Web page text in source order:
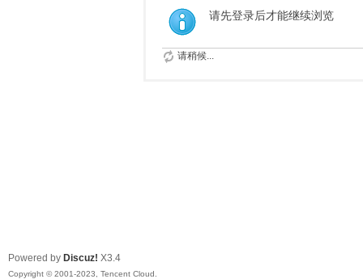
请先登录后才能继续浏览
请稍候...
Powered by Discuz! X3.4
Copyright © 2001-2023, Tencent Cloud.